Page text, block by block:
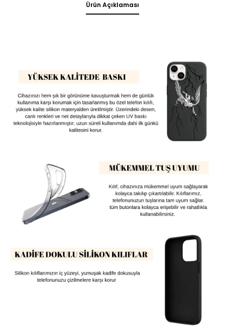
Ürün Açıklaması